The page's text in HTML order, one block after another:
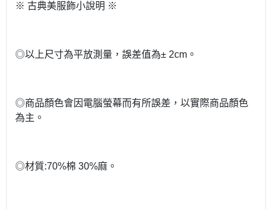
※ 古典美服飾小說明 ※
◎以上尺寸為平放測量，誤差值為± 2cm。
◎商品顏色會因電腦螢幕而有所誤差，以實際商品顏色
為主。
◎材質:70%棉 30%麻。